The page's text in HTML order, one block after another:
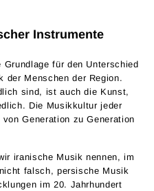
Instrumente
für den Unterschied
der Menschen der Region.
sind, ist auch die Kunst,
Die Musikkultur jeder
Generation zu Generation
iranische Musik nennen, im
falsch, persische Musik
im 20. Jahrhundert